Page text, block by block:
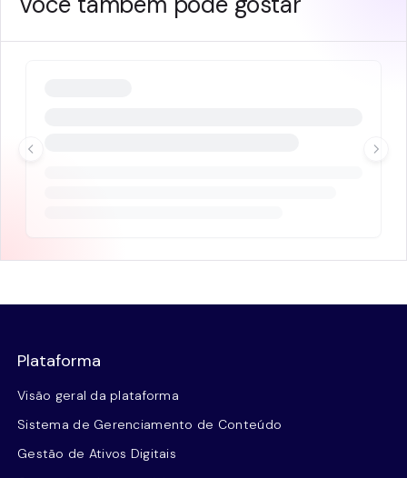
Plataforma
Visão geral da plataforma
Sistema de Gerenciamento de Conteúdo
Gestão de Ativos Digitais